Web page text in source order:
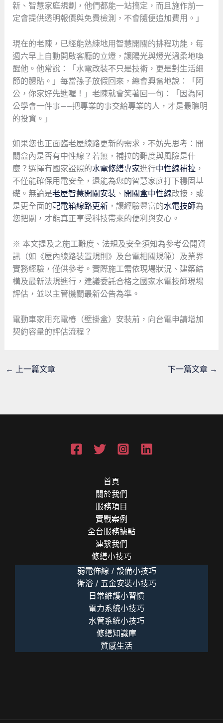
新、智慧家庭規劃，他們都能一站搞定，而且施作前一
定會提供透明報價與免費檢測，不會隨便追加費用。」
現在的老陳，已經能熟練地用智慧開關的排程功能，每
週六早上自動開啟客廳的立燈，讓陽光與燈光溫柔地喚
醒他。他常說：「水電改裝不只是技術，更是對生活細
節的體貼。」每當孫子放假回來，總會興奮地說：「阿
公，你家好先進喔！」老陳就會笑著回一句：「因為阿
公學會一件事——把專業的事交給專業的人，才是最聰明
的投資。」
如果您也正面臨老屋線路更新的需求，不妨先思考：開
關盒內是否有中性線？若無，補拉的難度與風險是什
麼？選擇有國家證照的水電修繕專家進行中性線補拉 ，
不僅能確保用電安全，還能為您的智慧家庭打下穩固基
礎。無論是老屋智慧開關安裝、 開關盒中性線改接，或
是更全面的配電箱線路更新，讓經驗豐富的水電技師為
您把關，才能真正享受科技帶來的便利與安心。
※ 本文提及之施工難度、法規及安全須知為參考公開資
訊（如《屋內線路裝置規則》及台電相關規範）及業界
實務經驗，僅供參考。實際施工需依現場狀況、建築結
構及最新法規進行，建議委託合格之國家水電技師現場
評估，並以主管機關最新公告為準。
電動車家用充電樁（壁掛盒）安裝前，向台電申請增加
契約容量的評估流程？
← 上一篇文章 下一篇文章 →
首頁
關於我們
服務項目
實戰案例
全台服務據點
連繫我們
修繕小技巧
弱電佈線 / 設備小技巧
衛浴 / 五金安裝小技巧
日常維護小習慣
電力系統小技巧
水管系統小技巧
修繕知識庫
質感生活